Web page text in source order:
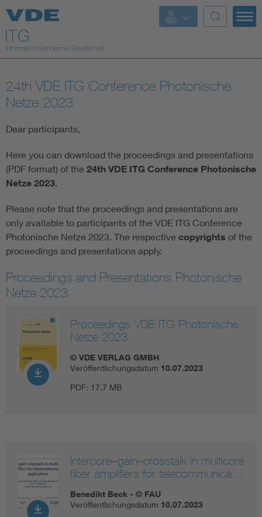
Top Themen
Fokusthemen
Energy
AI & Digital Trust
Health
Standards
Weitere Themen
Information and communications technology ICT
Microelectronics
24th VDE ITG Conference Photonische
Netze 2023
Dear participants,
Here you can download the proceedings and presentations
(PDF format) of the 24th VDE ITG Conference Photonische
Netze 2023.
Please note that the proceedings and presentations are
only available to participants of the VDE ITG Conference
Photonische Netze 2023. The respective copyrights of the
proceedings and presentations apply.
Proceedings and Presentations Photonische
Netze 2023
Proceedings VDE ITG Photonische
Netze 2023
© VDE VERLAG GMBH
Veröffentlichungsdatum 10.07.2023
PDF: 17,7 MB
Intercore–gain–crosstalk in multicore
fiber amplifiers for telecommunica…
Benedikt Beck - © FAU
Veröffentlichungsdatum 10.07.2023